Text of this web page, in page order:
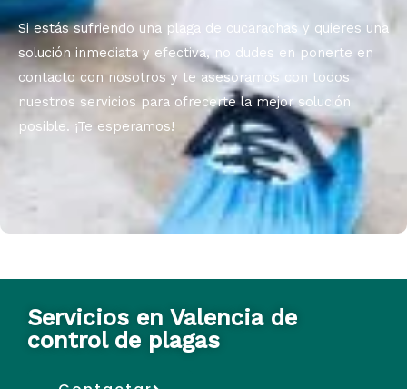
Si estás sufriendo una plaga de cucarachas y quieres una
solución inmediata y efectiva, no dudes en ponerte en
contacto con nosotros y te asesoramos con todos
nuestros servicios para ofrecerte la mejor solución
posible. ¡Te esperamos!
Servicios en Valencia de
control de plagas